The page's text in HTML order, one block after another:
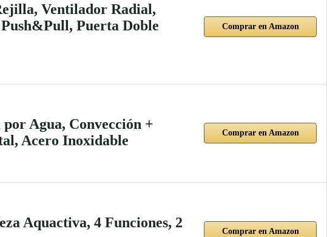
Ventilador Radial,
Puerta Doble
Comprar en Amazon
Agua, Convección +
Acero Inoxidable
Comprar en Amazon
Aquactiva, 4 Funciones, 2
Comprar en Amazon